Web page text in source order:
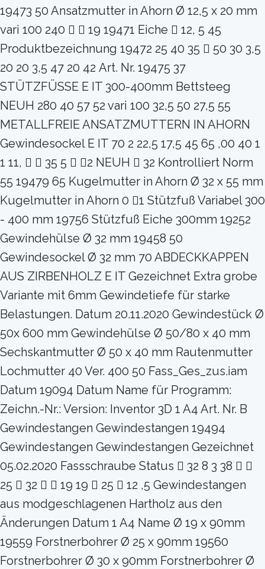
19473 50 Ansatzmutter in Ahorn Ø 12,5 x 20 mm
vari 100 240   19 19471 Eiche  12, 5 45
Produktbezeichnung 19472 25 40 35  50 30 3,5
20 20 3,5 47 20 42 Art. Nr. 19475 37
STÜTZFÜSSE E IT 300-400mm Bettsteeg
NEUH 280 40 57 52 vari 100 32,5 50 27,5 55
METALLFREIE ANSATZMUTTERN IN AHORN
Gewindesockel E IT 70 2 22,5 17,5 45 65 ,00 40 1
1 11,   35 5  2 NEUH  32 Kontrolliert Norm
55 19479 65 Kugelmutter in Ahorn Ø 32 x 55 mm
Kugelmutter in Ahorn 0 1 Stützfuß Variabel 300
- 400 mm 19756 Stützfuß Eiche 300mm 19252
Gewindehülse Ø 32 mm 19458 50
Gewindesockel Ø 32 mm 70 ABDECKKAPPEN
AUS ZIRBENHOLZ E IT Gezeichnet Extra grobe
Variante mit 6mm Gewindetiefe für starke
Belastungen. Datum 20.11.2020 Gewindestück Ø
50x 600 mm Gewindehülse Ø 50/80 x 40 mm
Sechskantmutter Ø 50 x 40 mm Rautenmutter
Lochmutter 40 Ver. 400 50 Fass_Ges_zus.iam
Datum 19094 Datum Name für Programm:
Zeichn.-Nr.: Version: Inventor 3D 1 A4 Art. Nr. B
Gewindestangen Gewindestangen 19494
Gewindestangen Gewindestangen Gezeichnet
05.02.2020 Fassschraube Status  32 8 3 38  
25  32   19 19  25  12 ,5 Gewindestangen
aus modgeschlagenen Hartholz aus den
Änderungen Datum 1 A4 Name Ø 19 x 90mm
19559 Forstnerbohrer Ø 25 x 90mm 19560
Forstnerbohrer Ø 30 x 90mm Forstnerbohrer Ø